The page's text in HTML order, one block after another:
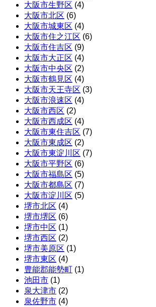
大阪市生野区 (4)
大阪市北区 (6)
大阪市城東区 (4)
大阪市住之江区 (6)
大阪市住吉区 (9)
大阪市大正区 (4)
大阪市中央区 (2)
大阪市鶴見区 (4)
大阪市天王寺区 (3)
大阪市浪速区 (4)
大阪市西区 (2)
大阪市西成区 (4)
大阪市東住吉区 (7)
大阪市東成区 (2)
大阪市東淀川区 (7)
大阪市平野区 (6)
大阪市福島区 (5)
大阪市都島区 (7)
大阪市淀川区 (5)
堺市北区 (4)
堺市堺区 (6)
堺市中区 (1)
堺市西区 (2)
堺市美原区 (1)
堺市東区 (4)
豊能郡能勢町 (1)
池田市 (1)
泉大津市 (2)
泉佐野市 (4)